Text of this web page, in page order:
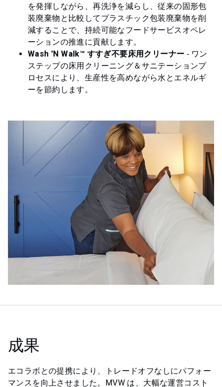
を発揮しながら、再洗浄を減らし、従来の固形包
装廃棄物と比較してプラスチック包装廃棄物を削
減することで、持続可能なフードサービスオペレ
ーションの推進に貢献します。
Wash 'N Walk™ すすぎ不要床用クリーナー - ワン
ステップの床用クリーニング＆サニテーションプ
ロセスにより、生産性を高めながら水とエネルギ
ーを節約します。
成果
エコラボとの提携により、トレードオフなしにパフォー
マンスを向上させました。MVW は、大幅な運営コスト